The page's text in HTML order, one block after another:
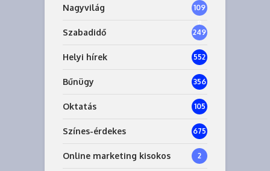
Nagyvilág
109
8
Szabadidő 249
Helyi hírek 552
Bűnügy 356
Oktatás 105
Színes-érdekes 675
Online marketing kisokos 2